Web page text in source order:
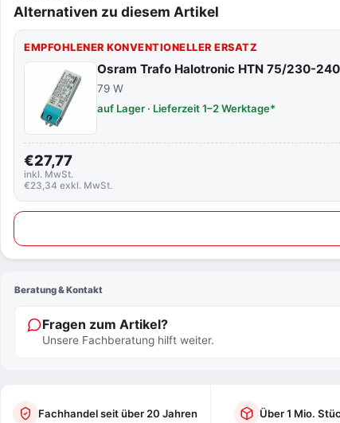
Alternativen zu diesem Artikel
EMPFOHLENER KONVENTIONELLER ERSATZ
Osram Trafo Halotronic HTN 75/230-
79 W
auf Lager · Lieferzeit 1–2 Werktage*
€27,77
inkl. MwSt.
€23,34 exkl. MwSt.
Beratung & Kontakt
Fragen zum Artikel?
Unsere Fachberatung hilft weiter.
Fachhandel seit über 20 Jahren Über 1 Mio.